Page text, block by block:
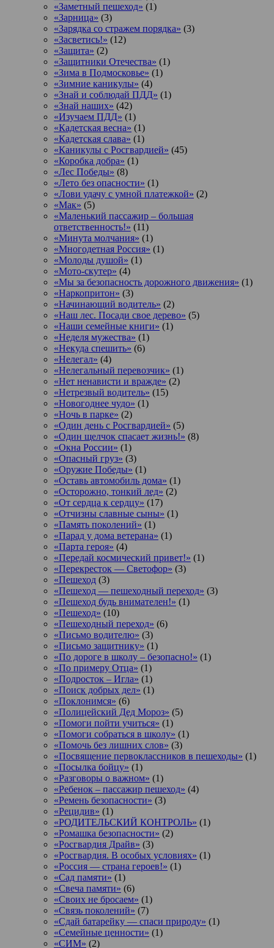
«Заметный пешеход» (1)
«Зарница» (3)
«Зарядка со стражем порядка» (3)
«Засветись!» (12)
«Защита» (2)
«Защитники Отечества» (1)
«Зима в Подмосковье» (1)
«Зимние каникулы» (4)
«Знай и соблюдай ПДД» (1)
«Знай наших» (42)
«Изучаем ПДД» (1)
«Кадетская весна» (1)
«Кадетская слава» (1)
«Каникулы с Росгвардией» (45)
«Коробка добра» (1)
«Лес Победы» (8)
«Лето без опасности» (1)
«Лови удачу с умной платежкой» (2)
«Мак» (5)
«Маленький пассажир – большая
ответственность!» (11)
«Минута молчания» (1)
«Многодетная Россия» (1)
«Молоды душой» (1)
«Мото-скутер» (4)
«Мы за безопасность дорожного движения» (1)
«Наркопритон» (3)
«Начинающий водитель» (2)
«Наш лес. Посади свое дерево» (5)
«Наши семейные книги» (1)
«Неделя мужества» (1)
«Некуда спешить» (6)
«Нелегал» (4)
«Нелегальный перевозчик» (1)
«Нет ненависти и вражде» (2)
«Нетрезвый водитель» (15)
«Новогоднее чудо» (1)
«Ночь в парке» (2)
«Один день с Росгвардией» (5)
«Один щелчок спасает жизнь!» (8)
«Окна России» (1)
«Опасный груз» (3)
«Оружие Победы» (1)
«Оставь автомобиль дома» (1)
«Осторожно, тонкий лед» (2)
«От сердца к сердцу» (17)
«Отчизны славные сыны» (1)
«Память поколений» (1)
«Парад у дома ветерана» (1)
«Парта героя» (4)
«Передай космический привет!» (1)
«Перекресток — Светофор» (3)
«Пешеход (3)
«Пешеход — пешеходный переход» (3)
«Пешеход будь внимателен!» (1)
«Пешеход» (10)
«Пешеходный переход» (6)
«Письмо водителю» (3)
«Письмо защитнику» (1)
«По дороге в школу – безопасно!» (1)
«По примеру Отца» (1)
«Подросток ‒ Игла» (1)
«Поиск добрых дел» (1)
«Поклонимся» (6)
«Полицейский Дед Мороз» (5)
«Помоги пойти учиться» (1)
«Помоги собраться в школу» (1)
«Помочь без лишних слов» (3)
«Посвящение первоклассников в пешеходы» (1)
«Посылка бойцу» (1)
«Разговоры о важном» (1)
«Ребенок – пассажир пешеход» (4)
«Ремень безопасности» (3)
«Рецидив» (1)
«РОДИТЕЛЬСКИЙ КОНТРОЛЬ» (1)
«Ромашка безопасности» (2)
«Росгвардия Драйв» (3)
«Росгвардия. В особых условиях» (1)
«Россия — страна героев!» (1)
«Сад памяти» (1)
«Свеча памяти» (6)
«Своих не бросаем» (1)
«Связь поколений» (7)
«Сдай батарейку — спаси природу» (1)
«Семейные ценности» (1)
«СИМ» (2)